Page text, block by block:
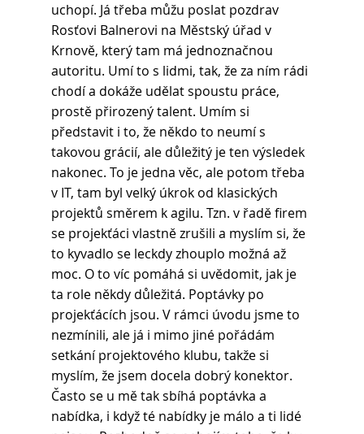
uchopí. Já třeba můžu poslat pozdrav
Rosťovi Balnerovi na Městský úřad v
Krnově, který tam má jednoznačnou
autoritu. Umí to s lidmi, tak, že za ním rádi
chodí a dokáže udělat spoustu práce,
prostě přirozený talent. Umím si
představit i to, že někdo to neumí s
takovou grácií, ale důležitý je ten výsledek
nakonec. To je jedna věc, ale potom třeba
v IT, tam byl velký úkrok od klasických
projektů směrem k agilu. Tzn. v řadě firem
se projekťáci vlastně zrušili a myslím si, že
to kyvadlo se leckdy zhouplo možná až
moc. O to víc pomáhá si uvědomit, jak je
ta role někdy důležitá. Poptávky po
projekťácích jsou. V rámci úvodu jsme to
nezmínili, ale já i mimo jiné pořádám
setkání projektového klubu, takže si
myslím, že jsem docela dobrý konektor.
Často se u mě tak sbíhá poptávka a
nabídka, i když té nabídky je málo a ti lidé